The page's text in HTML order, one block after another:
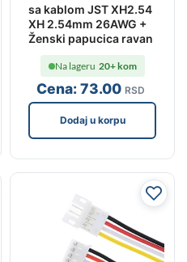
sa kablom JST XH2.54
XH 2.54mm 26AWG +
Ženski papucica ravan
Cena:73.00 RSD
Na lageru 20+ kom
Dodaj u korpu